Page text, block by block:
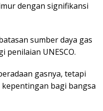
dengan signifikansi
sumber daya gas
penilaian UNESCO.
gasnya, tetapi
bagi bangsa